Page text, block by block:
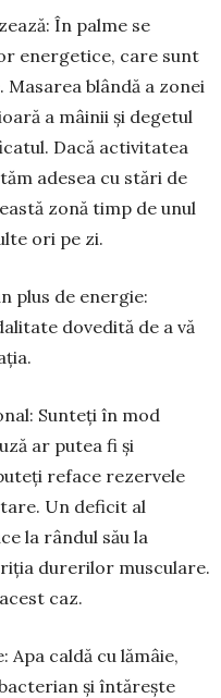
În palme se
energe­ti­ce, care sunt
blândă a zonei
a mâinii și degetul
Dacă activi­tatea
adesea cu stări de
zonă timp de unul
ori pe zi.
plus de energie:
do­vedită de a vă
Sun­­teți în mod
ar putea fi și
reface rezervele
Un deficit al
la rândul său la
durerilor musculare.
caz.
caldă cu lămâie,
și întărește